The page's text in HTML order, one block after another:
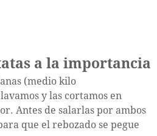
a la importancia
(medio kilo
y las cortamos en
Antes de salarlas por ambos
que el rebozado se pegue